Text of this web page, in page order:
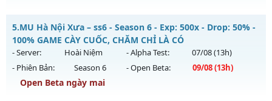
Kiểu reset: Non Reset
Thể loại: Mu Nguyên bản Webzen
Antihack: Xshiel
Mu Băng Tuyết - Mu Dễ Chơi, Full Custom New 2026
Mu mới ra tháng 08 2026 - Mở máy chủBăng
06/08/2626
Exp: 9998x - Drop: 90%
Kiểu reset: Reset In Game
5.MU Hà Nội Xưa – ss6 - Season 6 - Exp: 500x - Drop: 50% -
100% GAME CÀY CUỐC, CHĂM CHỈ LÀ CÓ
- Server: Hoài Niệm - Alpha Test: 07/08(13h)
- Phiên Bản:
Season 6 - Open Beta: 09/08(13h)
Open Beta ngày mai